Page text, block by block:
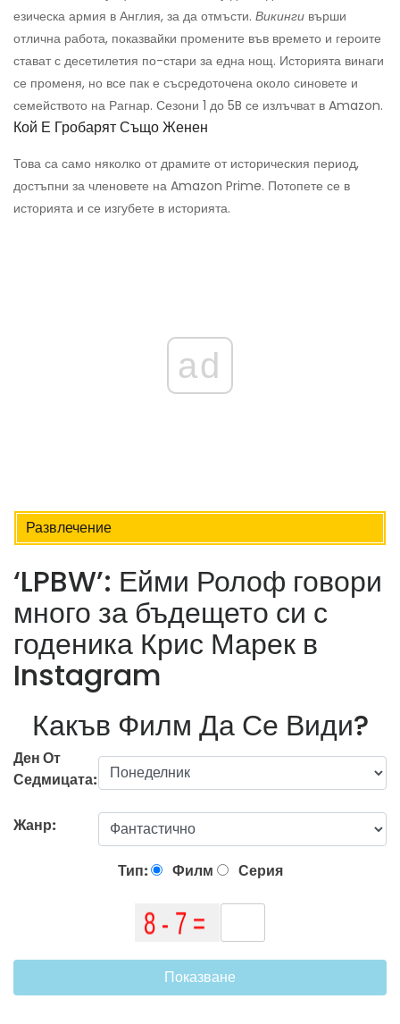
езическа армия в Англия, за да отмъсти. Викинги върши
отлична работа, показвайки промените във времето и героите
стават с десетилетия по-стари за една нощ. Историята винаги
се променя, но все пак е съсредоточена около синовете и
семейството на Рагнар. Сезони 1 до 5B се излъчват в Amazon.
Кой Е Гробарят Също Женен
Това са само няколко от драмите от историческия период,
достъпни за членовете на Amazon Prime. Потопете се в
историята и се изгубете в историята.
ad
Развлечение
‘LPBW’: Ейми Ролоф говори
много за бъдещето си с
годеника Крис Марек в
Instagram
Какъв Филм Да Се Види?
Ден От
Седмицата:
Жанр:
Тип: Филм Серия
Показване